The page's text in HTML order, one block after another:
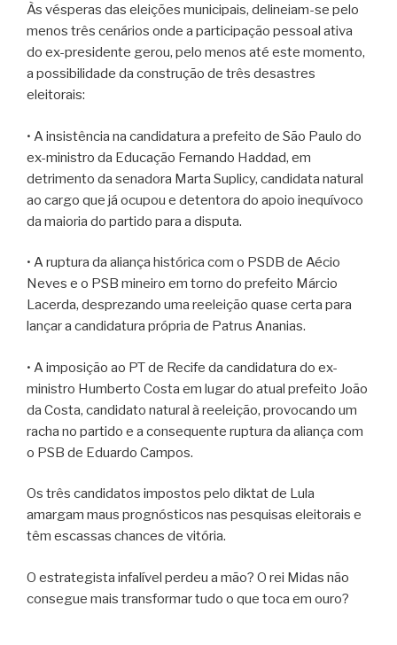
Às vésperas das eleições municipais, delineiam-se pelo
menos três cenários onde a participação pessoal ativa
do ex-presidente gerou, pelo menos até este momento,
a possibilidade da construção de três desastres
eleitorais:
• A insistência na candidatura a prefeito de São Paulo do
ex-ministro da Educação Fernando Haddad, em
detrimento da senadora Marta Suplicy, candidata natural
ao cargo que já ocupou e detentora do apoio inequívoco
da maioria do partido para a disputa.
• A ruptura da aliança histórica com o PSDB de Aécio
Neves e o PSB mineiro em torno do prefeito Márcio
Lacerda, desprezando uma reeleição quase certa para
lançar a candidatura própria de Patrus Ananias.
• A imposição ao PT de Recife da candidatura do ex-
ministro Humberto Costa em lugar do atual prefeito João
da Costa, candidato natural à reeleição, provocando um
racha no partido e a consequente ruptura da aliança com
o PSB de Eduardo Campos.
Os três candidatos impostos pelo diktat de Lula
amargam maus prognósticos nas pesquisas eleitorais e
têm escassas chances de vitória.
O estrategista infalível perdeu a mão? O rei Midas não
consegue mais transformar tudo o que toca em ouro?